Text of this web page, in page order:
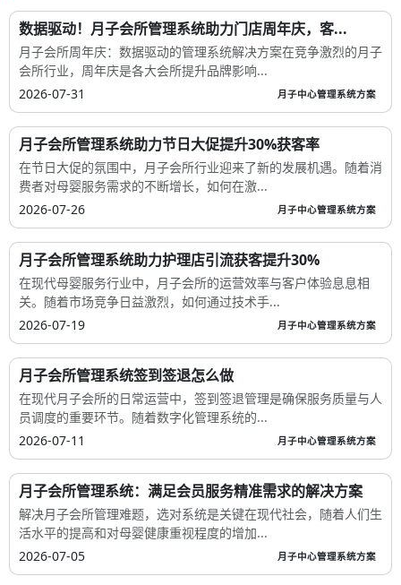
数据驱动！月子会所管理系统助力门店周年庆，客...
月子会所周年庆：数据驱动的管理系统解决方案在竞争激烈的月子
会所行业，周年庆是各大会所提升品牌影响...
2026-07-31
月子中心管理系统方案
月子会所管理系统助力节日大促提升30%获客率
在节日大促的氛围中，月子会所行业迎来了新的发展机遇。随着消
费者对母婴服务需求的不断增长，如何在激...
2026-07-26
月子中心管理系统方案
月子会所管理系统助力护理店引流获客提升30%
在现代母婴服务行业中，月子会所的运营效率与客户体验息息相
关。随着市场竞争日益激烈，如何通过技术手...
2026-07-19
月子中心管理系统方案
月子会所管理系统签到签退怎么做
在现代月子会所的日常运营中，签到签退管理是确保服务质量与人
员调度的重要环节。随着数字化管理系统的...
2026-07-11
月子中心管理系统方案
月子会所管理系统：满足会员服务精准需求的解决方案
解决月子会所管理难题，选对系统是关键在现代社会，随着人们生
活水平的提高和对母婴健康重视程度的增加...
2026-07-05
月子中心管理系统方案